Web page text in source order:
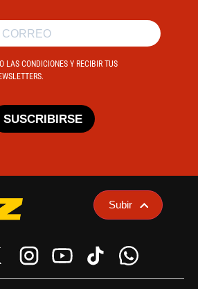
LAS CONDICIONES Y RECIBIR TUS
SUSCRIBIRSE
Subir